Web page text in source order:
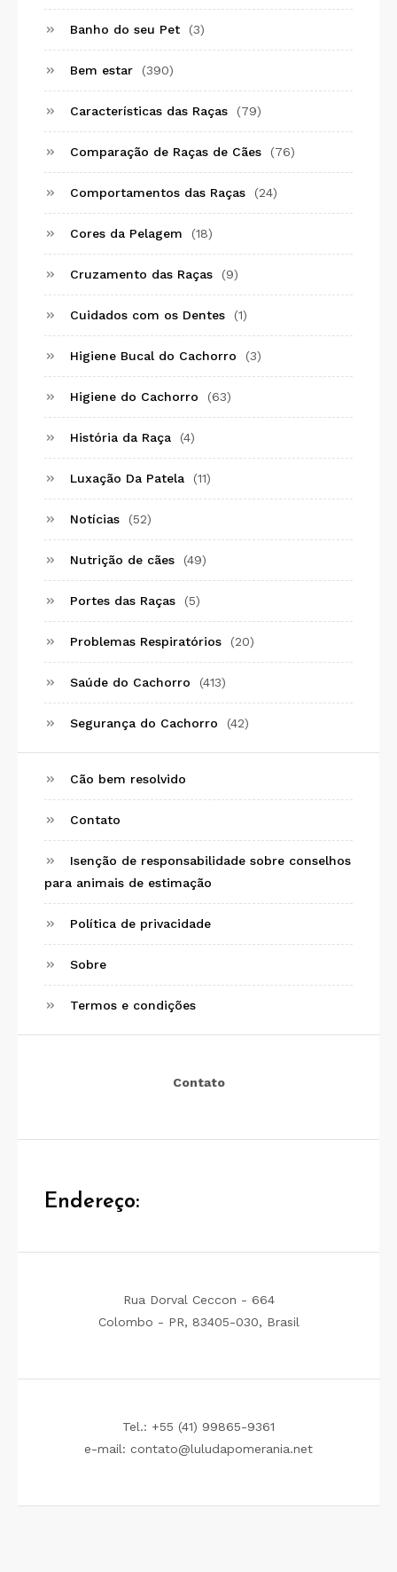
Banho do seu Pet (3)
Bem estar (390)
Características das Raças (79)
Comparação de Raças de Cães (76)
Comportamentos das Raças (24)
Cores da Pelagem (18)
Cruzamento das Raças (9)
Cuidados com os Dentes (1)
Higiene Bucal do Cachorro (3)
Higiene do Cachorro (63)
História da Raça (4)
Luxação Da Patela (11)
Notícias (52)
Nutrição de cães (49)
Portes das Raças (5)
Problemas Respiratórios (20)
Saúde do Cachorro (413)
Segurança do Cachorro (42)
Cão bem resolvido
Contato
Isenção de responsabilidade sobre conselhos
para animais de estimação
Política de privacidade
Sobre
Termos e condições
Contato
Endereço:
Rua Dorval Ceccon - 664
Colombo - PR, 83405-030, Brasil
Tel.: +55 (41) 99865-9361
e-mail: contato@luludapomerania.net